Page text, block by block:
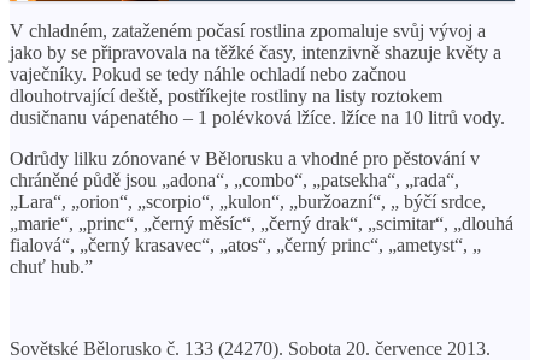
V chladném, zataženém počasí rostlina zpomaluje svůj vývoj a
jako by se připravovala na těžké časy, intenzivně shazuje květy a
vaječníky. Pokud se tedy náhle ochladí nebo začnou
dlouhotrvající deště, postříkejte rostliny na listy roztokem
dusičnanu vápenatého – 1 polévková lžíce. lžíce na 10 litrů vody.
Odrůdy lilku zónované v Bělorusku a vhodné pro pěstování v
chráněné půdě jsou „adona“, „combo“, „patsekha“, „rada“,
„Lara“, „orion“, „scorpio“, „kulon“, „buržoazní“, „ býčí srdce,
„marie“, „princ“, „černý měsíc“, „černý drak“, „scimitar“, „dlouhá
fialová“, „černý krasavec“, „atos“, „černý princ“, „ametyst“, „
chuť hub.”
Sovětské Bělorusko č. 133 (24270). Sobota 20. července 2013.